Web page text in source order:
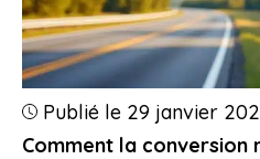
Comment la conversion
Publié le 29 janvier